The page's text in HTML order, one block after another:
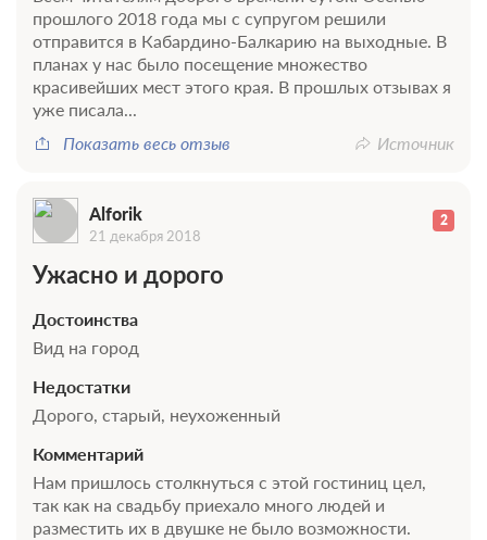
прошлого 2018 года мы с супругом решили
отправится в Кабардино-Балкарию на выходные. В
планах у нас было посещение множество
красивейших мест этого края. В прошлых отзывах я
уже писала...
Показать весь отзыв
Источник
Alforik 2
21 декабря 2018
Ужасно и дорого
Достоинства
Вид на город
Недостатки
Дорого, старый, неухоженный
Комментарий
Нам пришлось столкнуться с этой гостиниц цел,
так как на свадьбу приехало много людей и
разместить их в двушке не было возможности.